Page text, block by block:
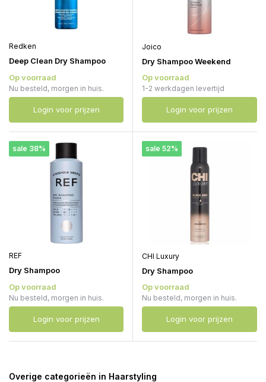
Redken
Deep Clean Dry Shampoo
Op voorraad
Nu besteld, morgen in huis.
Login voor prijzen
Joico
Dry Shampoo Weekend
Op voorraad
1-2 werkdagen levertijd
Login voor prijzen
sale 38%
REF
Dry Shampoo
Op voorraad
Nu besteld, morgen in huis.
Login voor prijzen
sale 52%
CHI Luxury
Dry Shampoo
Op voorraad
Nu besteld, morgen in huis.
Login voor prijzen
Overige categorieën in Haarstyling